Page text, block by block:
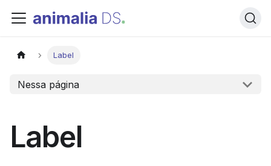
Label
Nessa página
Label